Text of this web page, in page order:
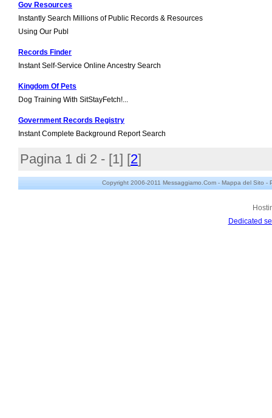
Gov Resources
Instantly Search Millions of Public Records & Resources
Using Our Publ
Records Finder
Instant Self-Service Online Ancestry Search
Kingdom Of Pets
Dog Training With SitStayFetch!...
Government Records Registry
Instant Complete Background Report Search
Pagina 1 di 2 - [1] [2]
Copyright 2006-2011 Messaggiamo.Com - Mappa del Sito -
Dedicated